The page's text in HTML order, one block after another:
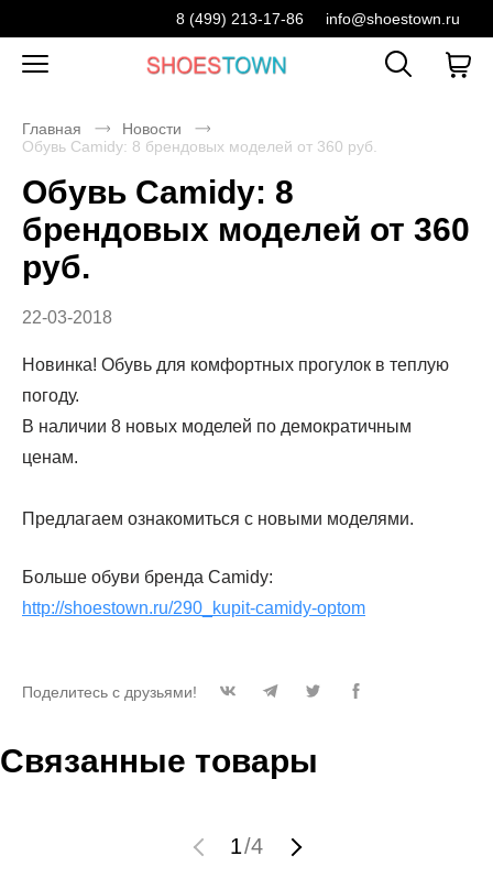
8 (499) 213-17-86 info@shoestown.ru
Главная
Новости
Обувь Camidy: 8 брендовых моделей от 360 руб.
Обувь Camidy: 8
брендовых моделей от 360
руб.
22-03-2018
Новинка! Обувь для комфортных прогулок в теплую
погоду.
В наличии 8 новых моделей по демократичным
ценам.
Предлагаем ознакомиться с новыми моделями.
Больше обуви бренда Camidy:
http://shoestown.ru/290_kupit-camidy-optom
Поделитесь с друзьями!
Связанные товары
1/4